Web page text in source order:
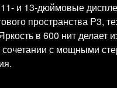
и 13-дюймовые
пространства P3,
в 600 нит
сочетании с мощными